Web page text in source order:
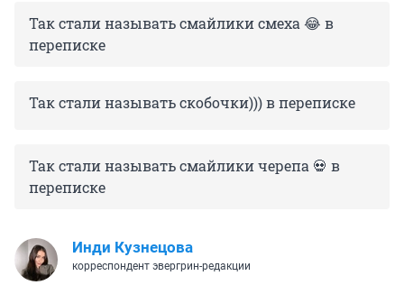
Так стали называть смайлики смеха 😂 в
переписке
Так стали называть скобочки))) в переписке
Так стали называть смайлики черепа 💀 в
переписке
Инди Кузнецова
корреспондент эвергрин-редакции